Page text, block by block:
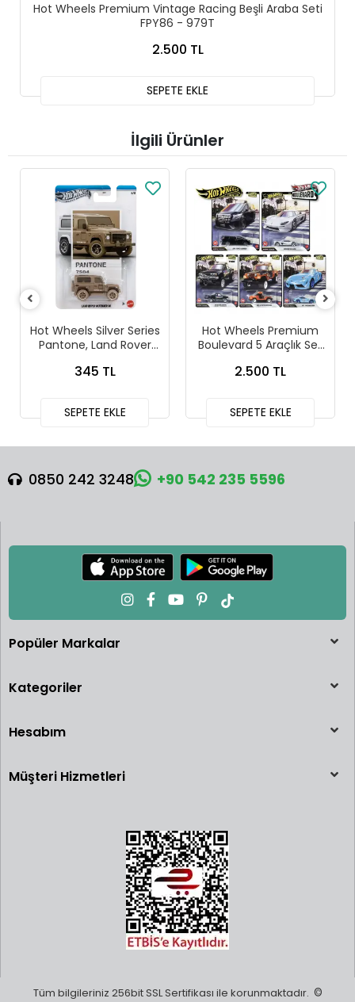
Hot Wheels Premium Vintage Racing Beşli Araba Seti
FPY86 - 979T
2.500 TL
SEPETE EKLE
İlgili Ürünler
Hot Wheels Silver Series
Pantone, Land Rover
345 TL
SEPETE EKLE
Hot Wheels Premium
Boulevard 5 Araçlık Set
2.500 TL
SEPETE EKLE
0850 242 3248 +90 542 235 5596
Popüler Markalar
Kategoriler
Hesabım
Müşteri Hizmetleri
Tüm bilgileriniz 256bit SSL Sertifikası ile korunmaktadır. ©